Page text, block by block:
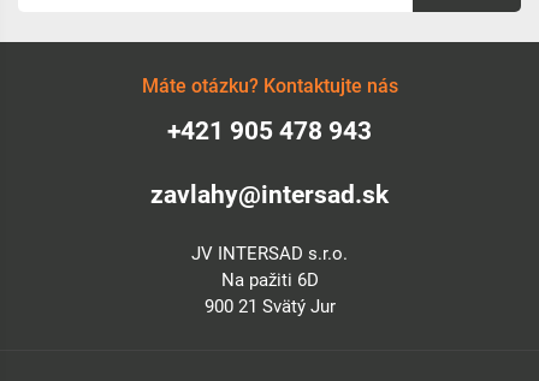
Máte otázku? Kontaktujte nás
+421 905 478 943
zavlahy@intersad.sk
JV INTERSAD s.r.o.
Na pažiti 6D
900 21 Svätý Jur